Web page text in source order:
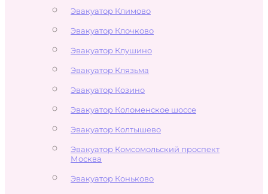
Эвакуатор Климово
Эвакуатор Клочково
Эвакуатор Клушино
Эвакуатор Клязьма
Эвакуатор Козино
Эвакуатор Коломенское шоссе
Эвакуатор Колтышево
Эвакуатор Комсомольский проспект
Москва
Эвакуатор Коньково